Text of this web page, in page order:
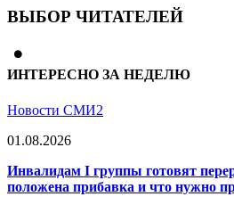
ВЫБОР ЧИТАТЕЛЕЙ
ИНТЕРЕСНО ЗА НЕДЕЛЮ
Новости СМИ2
01.08.2026
Инвалидам I группы готовят
положена прибавка и что нужно